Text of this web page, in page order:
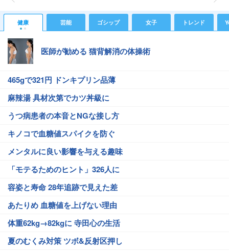
健康 芸能 ゴシップ 女子 トレンド
医師が勧める 猫背解消の体操術
465gで321円 ドンキプリン品薄
麻辣湯 具材次第でカツ丼級に
うつ病患者の本音とNGな接し方
キノコで血糖値スパイクを防ぐ
メンタルに良い影響を与える趣味
「モテるためのヒント」326人に
容姿と寿命 28年追跡で見えた差
あたりめ 血糖値を上げない理由
体重62kg→82kgに 寺田心の生活
夏のむくみ対策 ツボ&反射区押し